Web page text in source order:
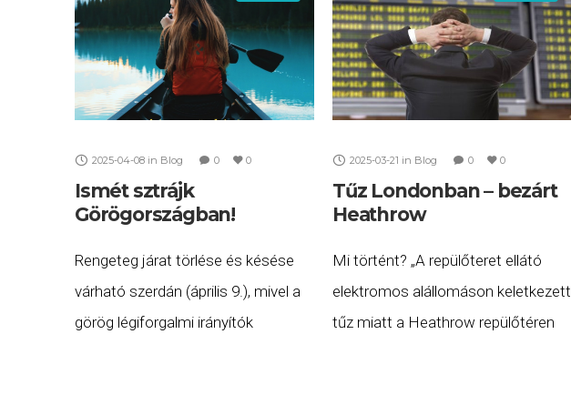
szabályokat hozzon létre a légi
utasok számára, miközben
2025-04-08 in Blog 0 0
Ismét sztrájk
Görögországban!
Rengeteg járat törlése és késése
várható szerdán (április 9.), mivel a
görög légiforgalmi irányítók
2025-03-21 in Blog 0 0
Tűz Londonban – bezárt
Heathrow
Mi történt? „A repülőteret ellátó
elektromos alállomáson keletkezett
tűz miatt a Heathrow repülőtéren